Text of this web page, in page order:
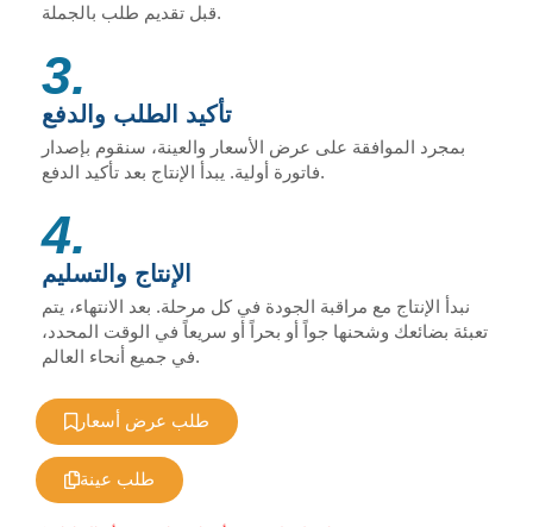
قبل تقديم طلب بالجملة.
3.
تأكيد الطلب والدفع
بمجرد الموافقة على عرض الأسعار والعينة، سنقوم بإصدار
فاتورة أولية. يبدأ الإنتاج بعد تأكيد الدفع.
4.
الإنتاج والتسليم
نبدأ الإنتاج مع مراقبة الجودة في كل مرحلة. بعد الانتهاء، يتم
تعبئة بضائعك وشحنها جواً أو بحراً أو سريعاً في الوقت المحدد،
في جميع أنحاء العالم.
طلب عرض أسعار
طلب عينة